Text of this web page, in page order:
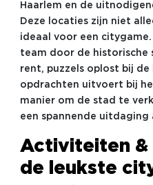
Haarlem en de
Deze locaties zijn niet
ideaal voor een
team door de historische
rent, puzzels oplost bij de
opdrachten uitvoert bij
manier om de stad te
een spannende uitdaging
Activiteiten &
de leukste